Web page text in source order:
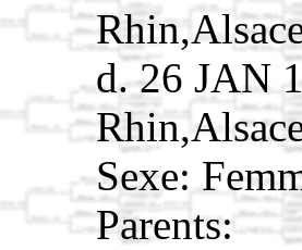
d. 26 JAN
Sexe:
Parents: